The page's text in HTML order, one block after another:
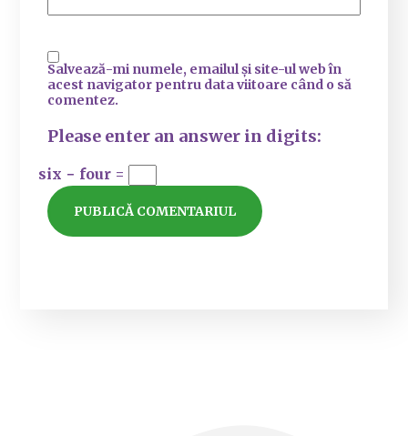
Salvează-mi numele, emailul și site-ul web în
acest navigator pentru data viitoare când o să
comentez.
Please enter an answer in digits:
six − four =